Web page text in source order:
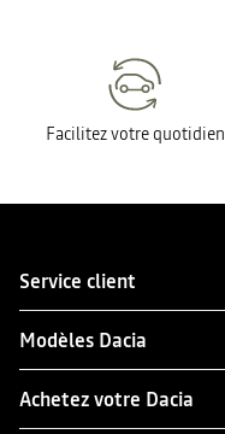
Facilitez votre quotidien
Service client
Modèles Dacia
Achetez votre Dacia